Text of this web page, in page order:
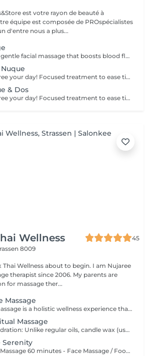
est votre rayon de beauté à
d'entre nous a plus...
Glow naturally! A gentle facial massage that boosts blood flow, reduces puffiness, and enhances skin tone. Promotes lymphatic drainage in the face and stimulates collagen production.
Free your neck, free your day! Focused treatment to ease tightness, tension headaches, and stiffness in the neck and shoulders. You work in the office, spending long hours at a desk or looking at screens. THIS MASSAGE IS FOR YOU! Restores movement and reduces pain.
& Dos
Free your neck, free your day! Focused treatment to ease tightness, tension headaches, and stiffness in the neck and shoulders. You work in the office, spending long hours at a desk or looking at screens. THIS MASSAGE IS FOR YOU! Restores movement and reduces pain.
Wellness
45
8009
Thai Wellness about to begin. I am Nujaree
therapist since 2006. My parents are
for massage ther...
Massage
Aromatherapy massage is a holistic wellness experience that combines the gentle physical manipulation of soft tissue with the soothing application of plant-derived essential oils. It remains a primary wellness practice for balancing emotional and physical well-being through inhalation and skin nourishment.
Massage
Intensive Skin Hydration: Unlike regular oils, candle wax (usually made from soy or beeswax) contains high concentrations of Shea butter and Vitamin E, providing deep nourishment that leaves the skin silky smooth and hydrated for hours. Muscle Tension Release: The comforting warmth from the molten oil penetrates gently into the muscle layers, helping to melt away daily stiffness, ease tension, and thoroughly relax the body after a long day of work.
Serenity
- Choice of Body Massage 60 minutes - Face Massage / Foot Reflexology 60 minutes